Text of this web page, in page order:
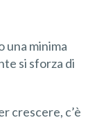
una minima
si sforza di
crescere, c’è